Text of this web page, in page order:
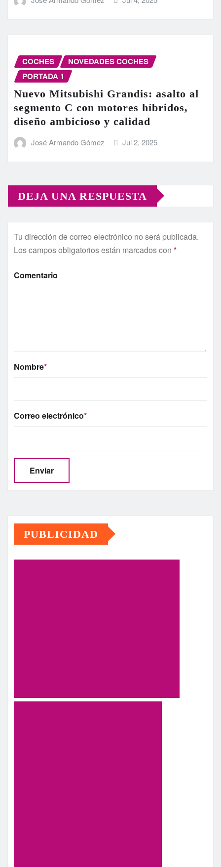
COCHES
NOVEDADES COCHES
PORTADA 1
Nuevo Mitsubishi Grandis: asalto al
segmento C con motores híbridos,
diseño ambicioso y calidad
José Armando Gómez Jul 2, 2025
DEJA UNA RESPUESTA
Tu dirección de correo electrónico no será publicada.
Los campos obligatorios están marcados con *
Comentario
Nombre*
Correo electrónico*
PUBLICIDAD